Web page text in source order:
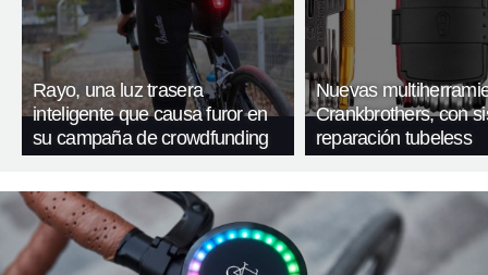
Rayo, una luz trasera
inteligente que causa furor en
su campaña de crowdfunding
Nuevas
Crankbrothers, con
reparación tubeless